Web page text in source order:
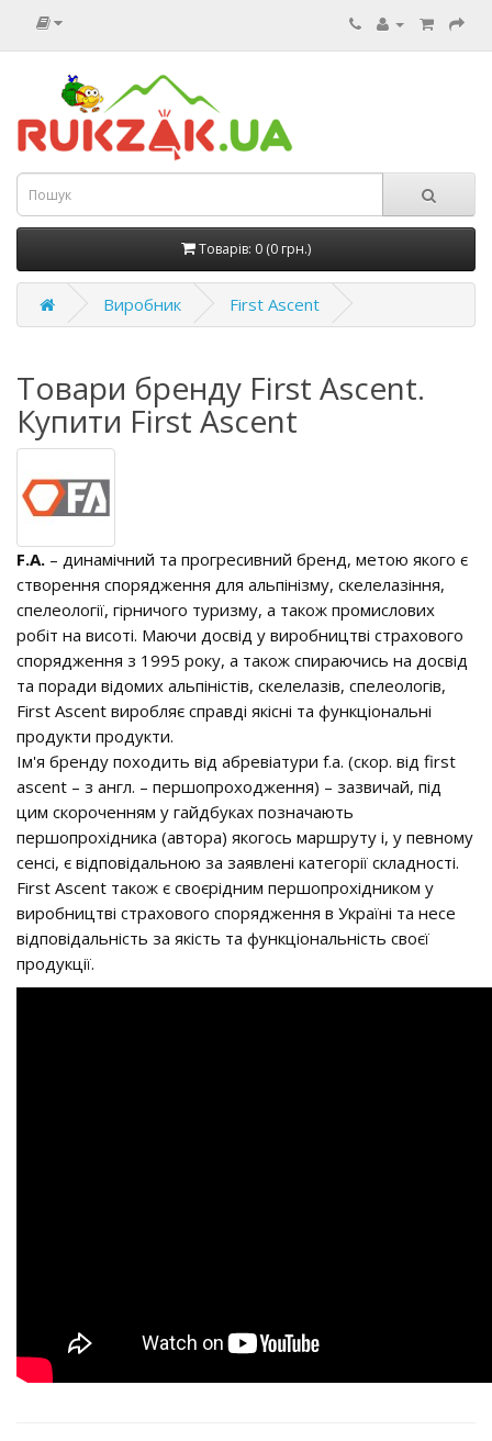
Товарів: 0 (0 грн.)
Виробник First Ascent
Товари бренду First Ascent.
Купити First Ascent
F.A. – динамічний та прогресивний бренд, метою якого є
створення спорядження для альпінізму, скелелазіння,
спелеології, гірничого туризму, а також промислових
робіт на висоті. Маючи досвід у виробництві страхового
спорядження з 1995 року, а також спираючись на досвід
та поради відомих альпіністів, скелелазів, спелеологів,
First Ascent виробляє справді якісні та функціональні
продукти продукти.
Ім'я бренду походить від абревіатури f.a. (скор. від first
ascent – з англ. – першопроходження) – зазвичай, під
цим скороченням у гайдбуках позначають
першопрохідника (автора) якогось маршруту і, у певному
сенсі, є відповідальною за заявлені категорії складності.
First Ascent також є своєрідним першопрохідником у
виробництві страхового спорядження в Україні та несе
відповідальність за якість та функціональність своєї
продукції.